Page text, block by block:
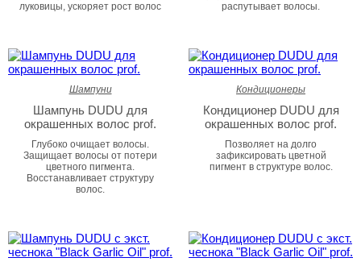
луковицы, ускоряет рост волос
распутывает волосы.
Шампуни
Шампунь DUDU для
окрашенных волос prof.
Глубоко очищает волосы.
Защищает волосы от потери
цветного пигмента.
Восстанавливает структуру
волос.
Кондиционеры
Кондиционер DUDU для
окрашенных волос prof.
Позволяет на долго
зафиксировать цветной
пигмент в структуре волос.